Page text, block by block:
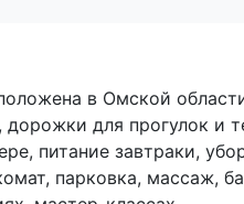
в Омской
для прогулок и
питание завтраки,
парковка, массаж,